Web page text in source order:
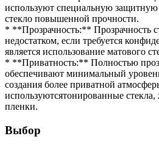
используют специальную защитную
стекло повышенной прочности.
* **Прозрачность:** Прозрачность
недостатком, если требуется
является использование матового
* **Приватность:** Полностью
обеспечивают минимальный
создания более приватной
используютсятонированные
пленки.
Выбор